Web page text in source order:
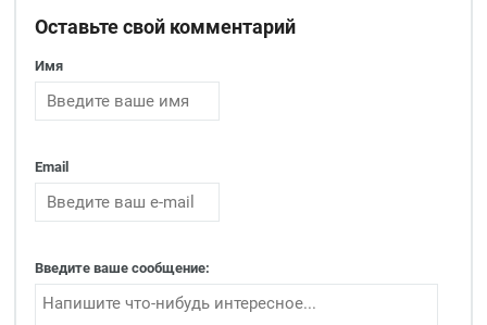
Оставьте свой комментарий
Имя
Email
Введите ваше сообщение: